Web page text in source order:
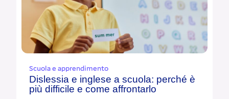
Scuola e apprendimento
Dislessia e inglese a scuola: perché è
più difficile e come affrontarlo